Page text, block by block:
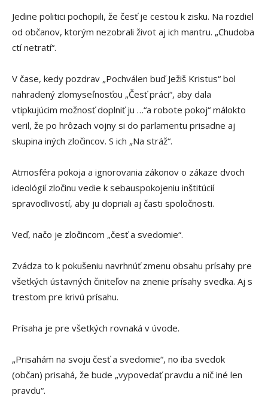
Jedine politici pochopili, že česť je cestou k zisku. Na rozdiel
od občanov, ktorým nezobrali život aj ich mantru. „Chudoba
ctí netratí“.
V čase, kedy pozdrav „Pochválen buď Ježiš Kristus“ bol
nahradený zlomyseľnosťou „Česť práci“, aby dala
vtipkujúcim možnosť doplniť ju …“a robote pokoj“ málokto
veril, že po hrôzach vojny si do parlamentu prisadne aj
skupina iných zločincov. S ich „Na stráž“.
Atmosféra pokoja a ignorovania zákonov o zákaze dvoch
ideológií zločinu vedie k sebauspokojeniu inštitúcií
spravodlivostí, aby ju dopriali aj časti spoločnosti.
Veď, načo je zločincom „česť a svedomie“.
Zvádza to k pokušeniu navrhnúť zmenu obsahu prísahy pre
všetkých ústavných činiteľov na znenie prísahy svedka. Aj s
trestom pre krivú prísahu.
Prísaha je pre všetkých rovnaká v úvode.
„Prisahám na svoju česť a svedomie“, no iba svedok
(občan) prisahá, že bude „vypovedať pravdu a nič iné len
pravdu“.